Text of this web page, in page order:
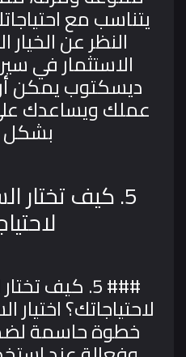
يتناسب مع
النظر عن الخيار
الاستثمار في
ديسكتوب يمكن
عملك ويساعدك
بشكل
5. كيف تختار
### 5. كيف
لاحتياجاتك؟اختيار
خطوة حاسمة